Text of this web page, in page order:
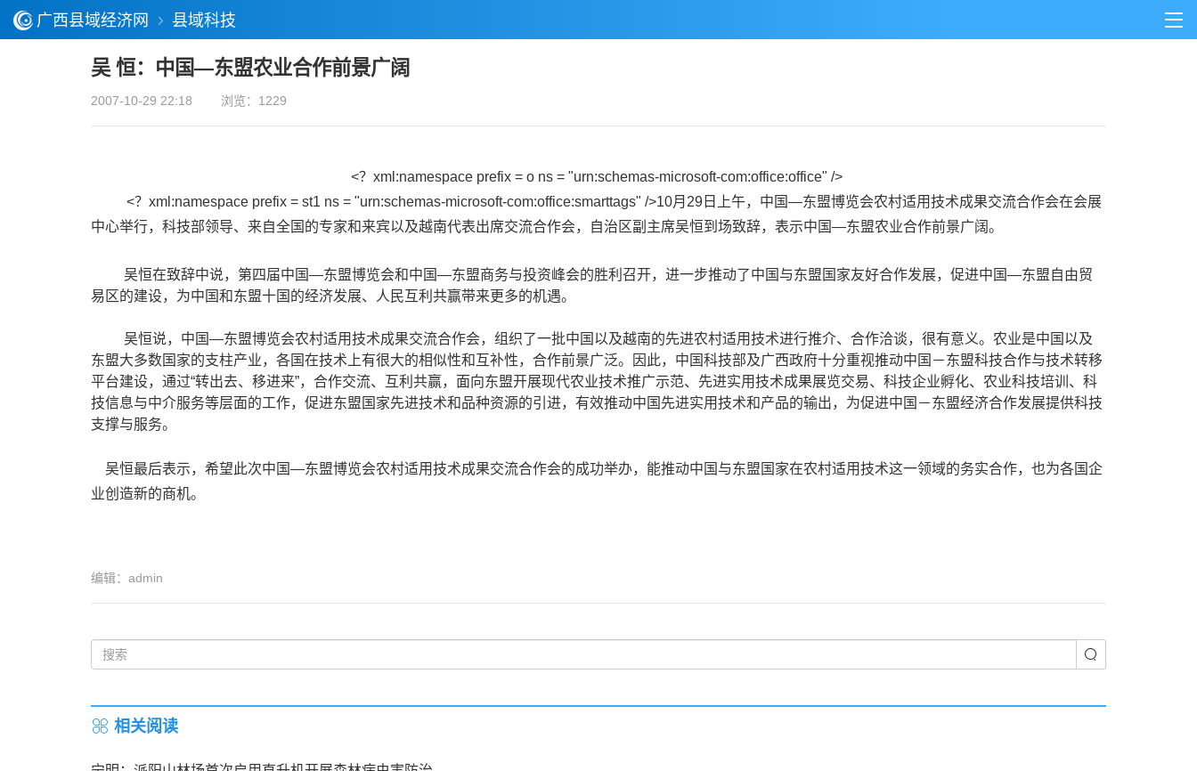
广西县域经济网 县域科技
吴 恒：中国—东盟农业合作前景广阔
2007-10-29 22:18 浏览：1229
<？xml:namespace prefix = o ns = "urn:schemas-microsoft-com:office:office" />
<？xml:namespace prefix = st1 ns = "urn:schemas-microsoft-com:office:smarttags" />10月29日
上午，中国—东盟博览会农村适用技术成果交流合作会在会展
中心举行，科技部领导、来自全国的专家和来宾以及越南代表出席交流合作会，自治区副主席吴恒到场致辞，表示中国—东盟农业合作前景广阔。
吴恒在致辞中说，第四届中国—东盟博览会和中国—东盟商务与投资峰会的胜利召开，进一步推动了中国与东盟国家友好合作发展，促进中国—东盟自由贸
易区的建设，为中国和东盟十国的经济发展、人民互利共赢带来更多的机遇。
吴恒说，中国—东盟博览会农村适用技术成果交流合作会，组织了一批中国以及越南的先进农村适用技术进行推介、合作洽谈，很有意义。农业是中国以及
东盟大多数国家的支柱产业，各国在技术上有很大的相似性和互补性，合作前景广泛。因此，中国科技部及广西政府十分重视推动中国－东盟科技合作与技术转移
平台建设，通过“转出去、移进来”，合作交流、互利共赢，面向东盟开展现代农业技术推广示范、先进实用技术成果展览交易、科技企业孵化、农业科技培训、科
技信息与中介服务等层面的工作，促进东盟国家先进技术和品种资源的引进，有效推动中国先进实用技术和产品的输出，为促进中国－东盟经济合作发展提供科技
支撑与服务。
吴恒最后表示，希望此次中国—东盟博览会农村适用技术成果交流合作会的成功举办，能推动中国与东盟国家在农村适用技术这一领域的务实合作，也为各国企
业创造新的商机。
编辑：admin
相关阅读